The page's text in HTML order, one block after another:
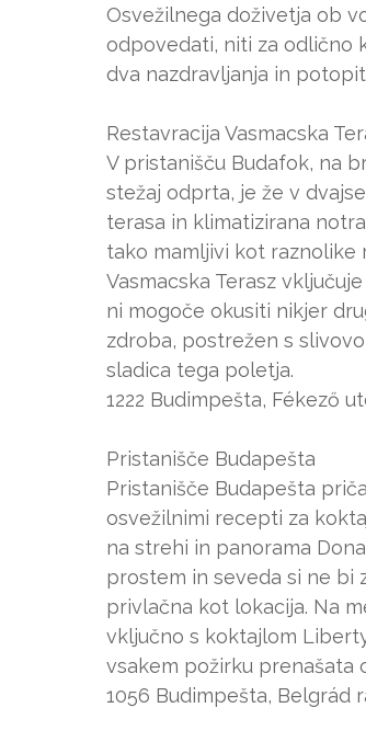
Osvežilnega doživetja ob
odpovedati, niti za odlično
dva nazdravljanja in
Restavracija Vasmacska
V pristanišču Budafok, na
stežaj odprta, je že v
terasa in klimatizirana
tako mamljivi kot raznolike
Vasmacska Terasz
ni mogoče okusiti nikjer
zdroba, postrežen s
sladica tega poletja.
1222 Budimpešta, Fékező
Pristanišče Budapešta
Pristanišče Budapešta
osvežilnimi recepti za
na strehi in panorama
prostem in seveda si ne bi
privlačna kot lokacija. Na
vključno s koktajlom
vsakem požirku prenašata
1056 Budimpešta, Belgrád